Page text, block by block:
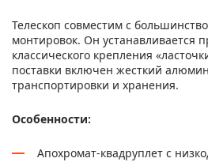
Телескоп совместим с
монтировок. Он устанавливается
классического крепления
поставки включен жесткий
транспортировки и хранения.
Особенности:
Апохромат-квадруплет с